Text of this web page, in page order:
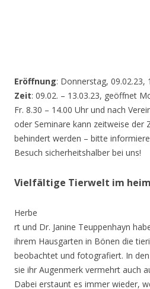
Eröffnung: Donnerstag, 09.02.23,
Zeit: 09.02. – 13.03.23, geöffnet
Fr. 8.30 – 14.00 Uhr und nach
oder Seminare kann zeitweise der
behindert werden – bitte
Besuch sicherheitshalber bei uns!
Vielfältige Tierwelt im
Herbe
rt und Dr. Janine Teuppenhayn
ihrem Hausgarten in Bönen die
beobachtet und fotografiert. In
sie ihr Augenmerk vermehrt auch
Dabei erstaunt es immer wieder,